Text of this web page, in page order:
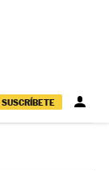
SUSCRÍBETE